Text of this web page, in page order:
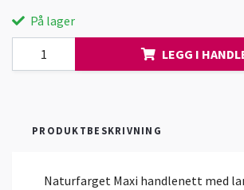
På lager
LEGG I
PRODUKTBESKRIVNING
Naturfarget Maxi handlenett med